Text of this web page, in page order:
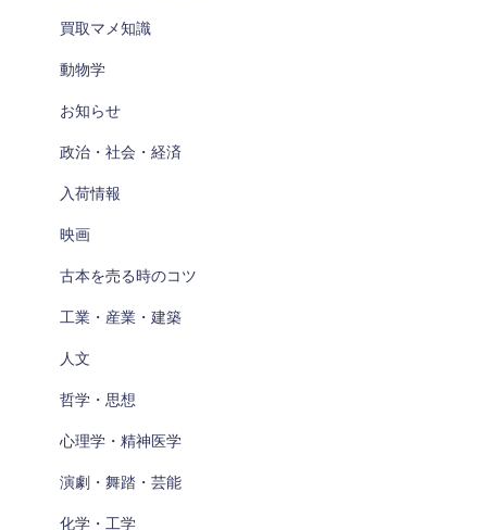
買取マメ知識
動物学
お知らせ
政治・社会・経済
入荷情報
映画
古本を売る時のコツ
工業・産業・建築
人文
哲学・思想
心理学・精神医学
演劇・舞踏・芸能
化学・工学